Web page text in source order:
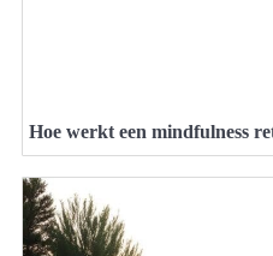
Hoe werkt een mindfulness